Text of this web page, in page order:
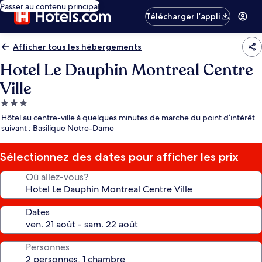
Passer au contenu principal
Télécharger l’appli
Afficher tous les hébergements
Hotel Le Dauphin Montreal Centre
Ville
Hébergement
3.0 étoiles
Hôtel au centre-ville à quelques minutes de marche du point d’intérêt
suivant : Basilique Notre-Dame
Sélectionnez des dates pour afficher les prix
Où allez-vous?
Dates
Personnes